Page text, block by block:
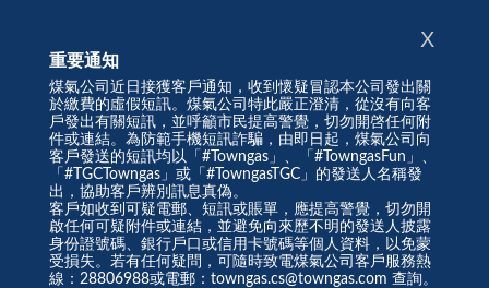
重要通知
煤氣公司近日接獲客戶通知，收到懷疑冒認本公司發出關
於繳費的虛假短訊。煤氣公司特此嚴正澄清，從沒有向客
戶發出有關短訊，並呼籲市民提高警覺，切勿開啓任何附
件或連結。為防範手機短訊詐騙，由即日起，煤氣公司向
客戶發送的短訊均以「#Towngas」、「#TowngasFun」、
「#TGCTowngas」或「#TowngasTGC」的發送人名稱發
出，協助客戶辨別訊息真偽。
客戶如收到可疑電郵、短訊或賬單，應提高警覺，切勿開
啟任何可疑附件或連結，並避免向來歷不明的發送人披露
身份證號碼、銀行戶口或信用卡號碼等個人資料，以免蒙
受損失。若有任何疑問，可隨時致電煤氣公司客戶服務熱
線：28806988或電郵：towngas.cs@towngas.com 查詢。
X